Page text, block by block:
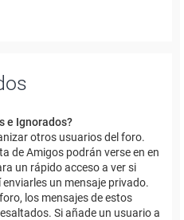
e Ignorados?
otros usuarios del foro.
de Amigos podrán verse en en
un rápido acceso a ver si
un mensaje privado.
los mensajes de estos
Si añade un usuario a